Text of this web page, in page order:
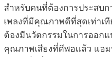
สำหรับคนที่ต้องการประสบ
เพลงที่มีคุณภาพดีที่สุดเท่าเ
ต้องมีนวัตกรรมในการออก
คุณภาพเสียงที่ดีพอแล้ว แอ